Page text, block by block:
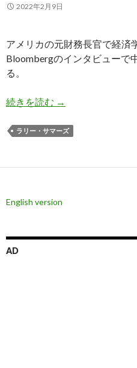
2022年2月9日
アメリカの元財務長官で経済
Bloombergのインタビューで
る。
続きを読む サマーズ氏: 中国
→
ラリー・サマーズ
English version
AD